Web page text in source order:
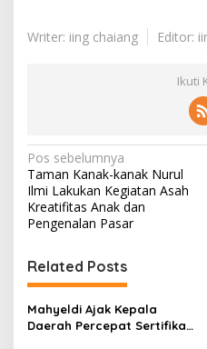
Writer: iing chaiang Editor:
Ikuti
N
a
v
g
a
s
Pos sebelumnya
Taman Kanak-kanak Nurul
Ilmi Lakukan Kegiatan Asah
Kreatifitas Anak dan
Pengenalan Pasar
Related Posts
Mahyeldi Ajak Kepala
Daerah Percepat Sertifikasi